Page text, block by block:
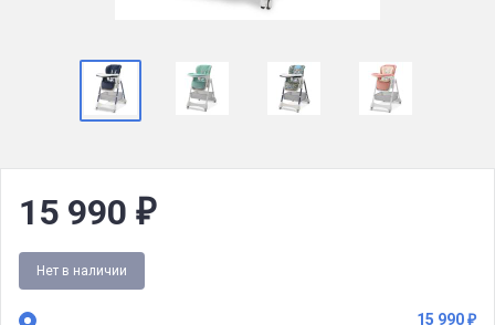
15 990 ₽
Нет в наличии
15 990 ₽